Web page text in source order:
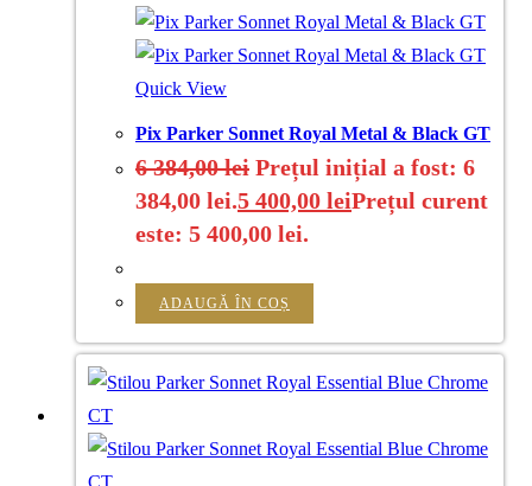
Quick View
Pix Parker Sonnet Royal Metal & Black GT
6 384,00lei Prețul inițial a fost: 6
384,00 lei.5 400,00 leiPrețul curent
este: 5 400,00 lei.
ADAUGĂ ÎN COȘ